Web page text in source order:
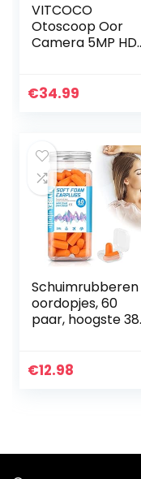
VITCOCO
Otoscoop Oor
Camera 5MP HD
Oorreiniging 3 mm
€34.99
Schuimrubberen
oordopjes, 60
paar, hoogste 38
gehoorbeschermi
€12.98